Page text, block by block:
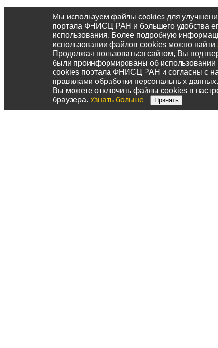
Мы используем файлы cookies для
портала ФНИСЦ РАН и большего удобства
использования. Более подробную
использовании файлов cookies можно найти
Продолжая пользоваться сайтом, Вы
были проинформированы об
cookies портала ФНИСЦ РАН и согласны с
правилами обработки персональных данных.
Вы можете отключить файлы cookies в
браузера. Узнать больше Принять